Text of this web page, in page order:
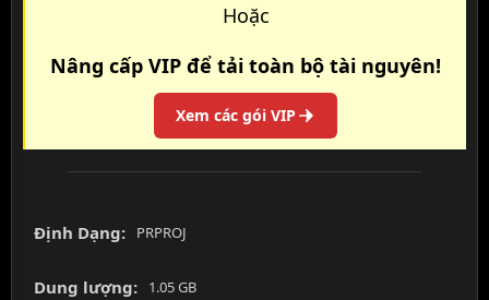
Hoặc
Nâng cấp VIP để tải toàn bộ tài nguyên!
Xem các gói VIP
Định Dạng: PRPROJ
Dung lượng: 1.05 GB